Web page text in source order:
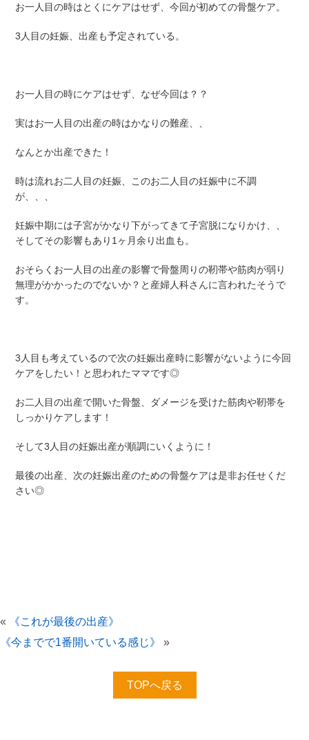
お一人目の時はとくにケアはせず、今回が初めての骨盤ケア。
3人目の妊娠、出産も予定されている。
お一人目の時にケアはせず、なぜ今回は？？
実はお一人目の出産の時はかなりの難産、、
なんとか出産できた！
時は流れお二人目の妊娠、このお二人目の妊娠中に不調
が、、、
妊娠中期には子宮がかなり下がってきて子宮脱になりかけ、、
そしてその影響もあり1ヶ月余り出血も。
おそらくお一人目の出産の影響で骨盤周りの靭帯や筋肉が弱り
無理がかかったのでないか？と産婦人科さんに言われたそうで
す。
3人目も考えているので次の妊娠出産時に影響がないように今回
ケアをしたい！と思われたママです◎
お二人目の出産で開いた骨盤、ダメージを受けた筋肉や靭帯を
しっかりケアします！
そして3人目の妊娠出産が順調にいくように！
最後の出産、次の妊娠出産のための骨盤ケアは是非お任せくだ
さい◎
«
《これが最後の出産》
《今までで1番開いている感じ》
»
TOPへ戻る